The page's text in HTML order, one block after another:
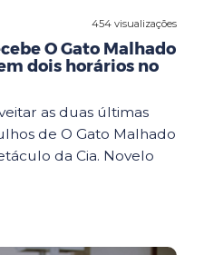
454 visualizações
O Gato Malhado
dois horários no
as duas últimas
de O Gato Malhado
da Cia. Novelo